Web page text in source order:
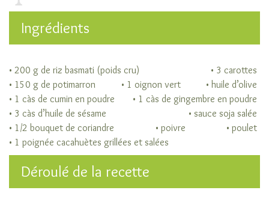
du
riz
Cuisiner
riz
Les
modes
de
cuisson
du
A
chaque
Ingrédients
• 200 g de riz basmati (poids cru)
• 3 carottes
• 150 g de potimarron
• 1 oignon vert
• huile d’olive
• 1 càs de cumin en poudre
• 1 càs de gingembre en poudre
• 3 càs d’huile de sésame
• sauce soja salée
• 1/2 bouquet de coriandre
• poivre
• poulet
• 1 poignée cacahuètes grillées et salées
Déroulé de la recette